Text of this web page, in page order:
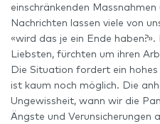
einschränkenden
Nachrichten lassen viele von
«wird das je ein Ende
Liebsten, fürchten um ihren
Die Situation fordert ein
ist kaum noch möglich. Die
Ungewissheit, wann wir die
Ängste und Verunsicherungen